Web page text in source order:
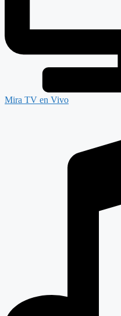
Mira TV en Vivo